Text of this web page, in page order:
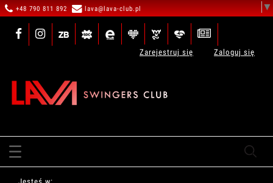
+48 790 811 892 lava@lava-club.pl ▼
Zarejestruj się Zaloguj się